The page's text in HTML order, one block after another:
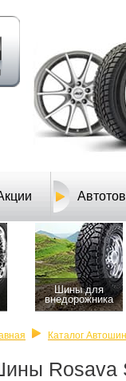
Шины для
внедорожника
Каталог
Rosava